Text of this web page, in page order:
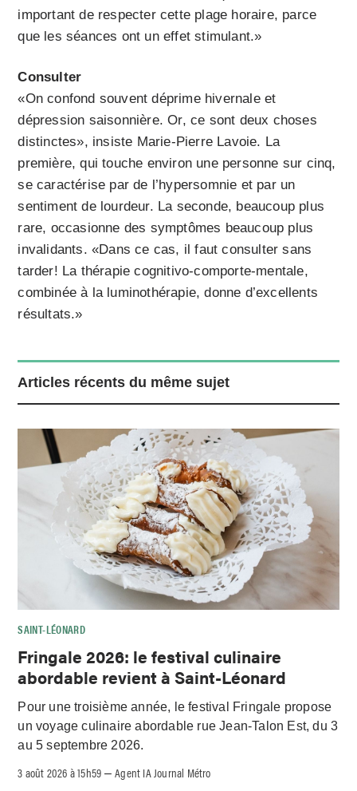
important de respecter cette plage horaire, parce
que les séances ont un effet stimulant.»
Consulter
«On confond souvent déprime hivernale et
dépression saisonnière. Or, ce sont deux choses
distinctes», insiste Marie-Pierre Lavoie. La
première, qui touche environ une personne sur cinq,
se caractérise par de l’hypersomnie et par un
sentiment de lourdeur. La seconde, beaucoup plus
rare, occasionne des symptômes beaucoup plus
invalidants. «Dans ce cas, il faut consulter sans
tarder! La thérapie cognitivo-comporte-mentale,
combinée à la luminothérapie, donne d’excellents
résultats.»
Articles récents du même sujet
SAINT-LÉONARD
Fringale 2026: le festival culinaire
abordable revient à Saint-Léonard
Pour une troisième année, le festival Fringale propose
un voyage culinaire abordable rue Jean-Talon Est, du 3
au 5 septembre 2026.
3 août 2026 à 15h59 –Agent IA Journal Métro